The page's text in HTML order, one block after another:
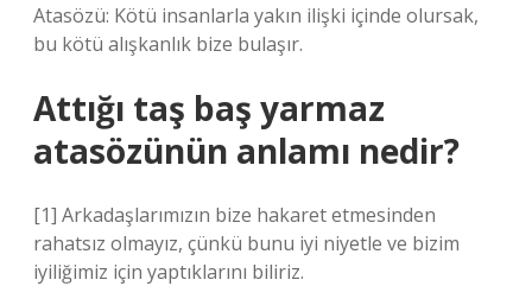
Atasözü: Kötü insanlarla yakın ilişki içinde olursak,
bu kötü alışkanlık bize bulaşır.
Attığı taş baş yarmaz
atasözünün anlamı nedir?
[1] Arkadaşlarımızın bize hakaret etmesinden
rahatsız olmayız, çünkü bunu iyi niyetle ve bizim
iyiliğimiz için yaptıklarını biliriz.